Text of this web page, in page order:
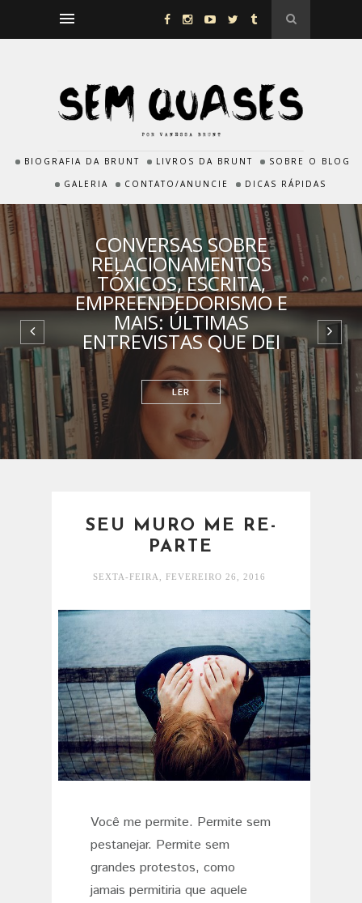
BIOGRAFIA DA BRUNT LIVROS DA BRUNT
SOBRE O BLOG
GALERIA
CONTATO/ANUNCIE DICAS RÁPIDAS
NOSSO CASAMENTO
DOURADO: ENTRADA COM
DAYLIGHT, DE TAYLOR
SWIFT • VANESSA BRUNT E
LUCAS PITARELLI | VÍDEO E
FOTOS
SEU MURO ME RE-
PARTE
SEXTA-FEIRA, FEVEREIRO 26, 2016
Você me permite. Permite sem
pestanejar. Permite sem
grandes protestos, como
jamais permitiria que aquele